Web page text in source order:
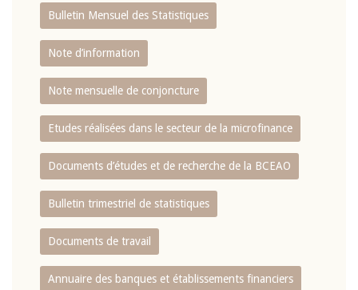
Bulletin Mensuel des Statistiques
Note d’information
Note mensuelle de conjoncture
Etudes réalisées dans le secteur de la microfinance
Documents d’études et de recherche de la BCEAO
Bulletin trimestriel de statistiques
Documents de travail
Annuaire des banques et établissements financiers